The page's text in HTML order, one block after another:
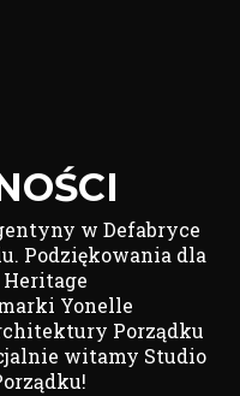
w Defabryce
Podziękowania dla
Yonelle
Porządku
witamy Studio